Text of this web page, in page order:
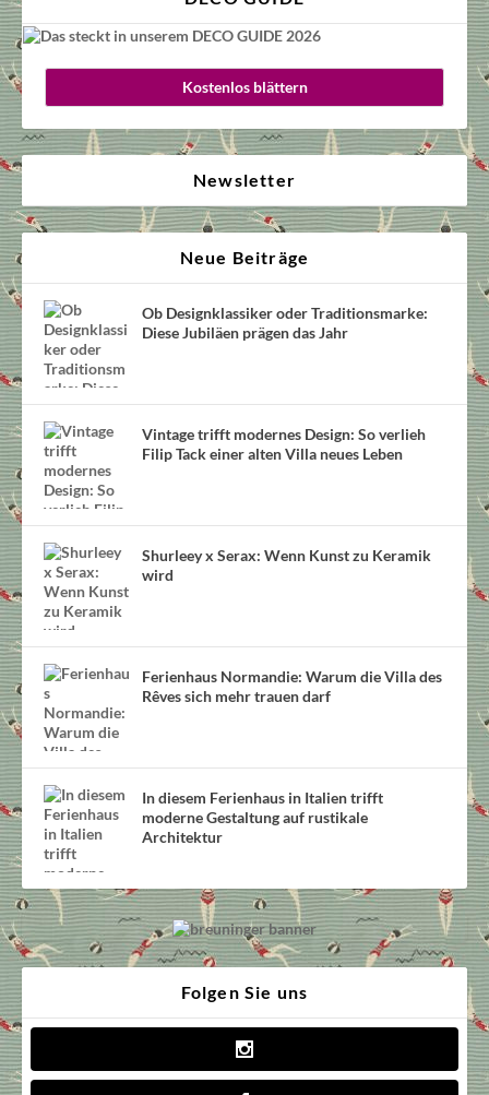
Kostenlos blättern
Newsletter
Neue Beiträge
Ob Designklassiker oder Traditionsmarke:
Diese Jubiläen prägen das Jahr
Vintage trifft modernes Design: So verlieh
Filip Tack einer alten Villa neues Leben
Shurleey x Serax: Wenn Kunst zu Keramik
wird
Ferienhaus Normandie: Warum die Villa des
Rêves sich mehr trauen darf
In diesem Ferienhaus in Italien trifft
moderne Gestaltung auf rustikale
Architektur
Folgen Sie uns